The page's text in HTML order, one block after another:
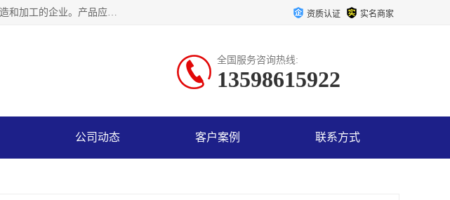
河南大林橡胶通信器材有限公司是一个专注于各种橡胶件、离合器及配件、泥浆泵及配件等产品设计制造和加工的企业。产品应用于矿山、冶金、石油、钢铁、化工、水泥、船舶、造纸、通用机械等各种大功率机械传动或制动装置。 资质认证 实名商家
全国服务咨询热线:
13598615922
公司动态 客户案例 联系方式